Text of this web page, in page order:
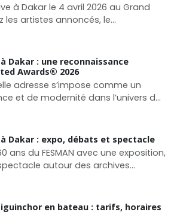
à Dakar le 4 avril 2026 au Grand
les artistes annoncés, le
les informations pour assister à
Dakar : une reconnaissance
Awards®️ 2026
adresse s’impose comme un
et de modernité dans l’univers de
Hi-Fi Bar. Déjà reconnu pour
le Top 10 Middle East &amp; Africa
Awards®️ 2026
à Dakar : expo, débats et spectacle
ans du FESMAN avec une exposition,
autour des archives
culturel majeur entre mémoire
en bateau : tarifs, horaires